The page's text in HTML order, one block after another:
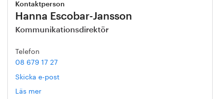
Kontaktperson
Hanna Escobar-Jansson
Kommunikationsdirektör
Telefon
08 679 17 27
Skicka e-post
Läs mer